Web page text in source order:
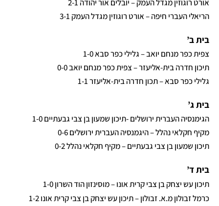
אורט רוגוזין מגדל העמק – יובלים אור יהודה 2-1
הריאלי העברי חיפה – אורט רוגוזין מגדל העמק 3-1
בית ב’
צפית כפר מנחם יואב – גלילי כפר סבא 1-0
תיכון חדרה בית-אליעזר – צפית כפר מנחם יואב 0-0
גלילי כפר סבא – תכון חדרה בית-אליעזר 1-1
בית ג’
הגימנסיה העברית ירושלים -תיכון שמעון בן צבי גבעתיים 1-0
מקיף חקלאי נהלל – היגמנסיה העברית ירושלים 0-6
תיכון שמעון בן צבי גבעתיים – מקיף חקלאי נהלל 0-2
בית ד’
תיכון עש יצחק בן צבי קרית אונו – מוסינזון הוד השרון 1-0
כרמל זבולון מ.א. זבולון – תיכון עש יצחק בן צבי קרית אונו 1-2